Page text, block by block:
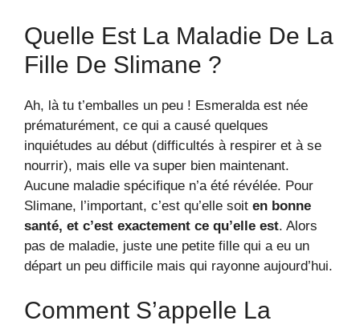
Quelle Est La Maladie De La
Fille De Slimane ?
Ah, là tu t’emballes un peu ! Esmeralda est née
prématurément, ce qui a causé quelques
inquiétudes au début (difficultés à respirer et à se
nourrir), mais elle va super bien maintenant.
Aucune maladie spécifique n’a été révélée. Pour
Slimane, l’important, c’est qu’elle soit en bonne
santé, et c’est exactement ce qu’elle est. Alors
pas de maladie, juste une petite fille qui a eu un
départ un peu difficile mais qui rayonne aujourd’hui.
Comment S’appelle La